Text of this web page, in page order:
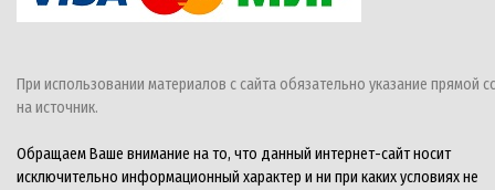
При использовании материалов с сайта обязательно указание прямой
на источник.
Обращаем Ваше внимание на то, что данный интернет-сайт носит
исключительно информационный характер и ни при каких условиях не